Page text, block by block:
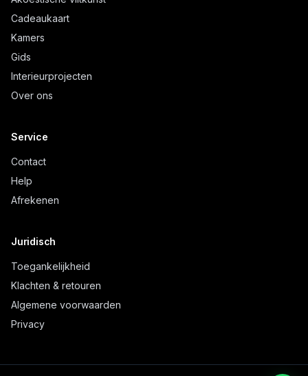
Cadeaukaart
Kamers
Gids
Interieurprojecten
Over ons
Service
Contact
Help
Afrekenen
Juridisch
Toegankelijkheid
Klachten & retouren
Algemene voorwaarden
Privacy